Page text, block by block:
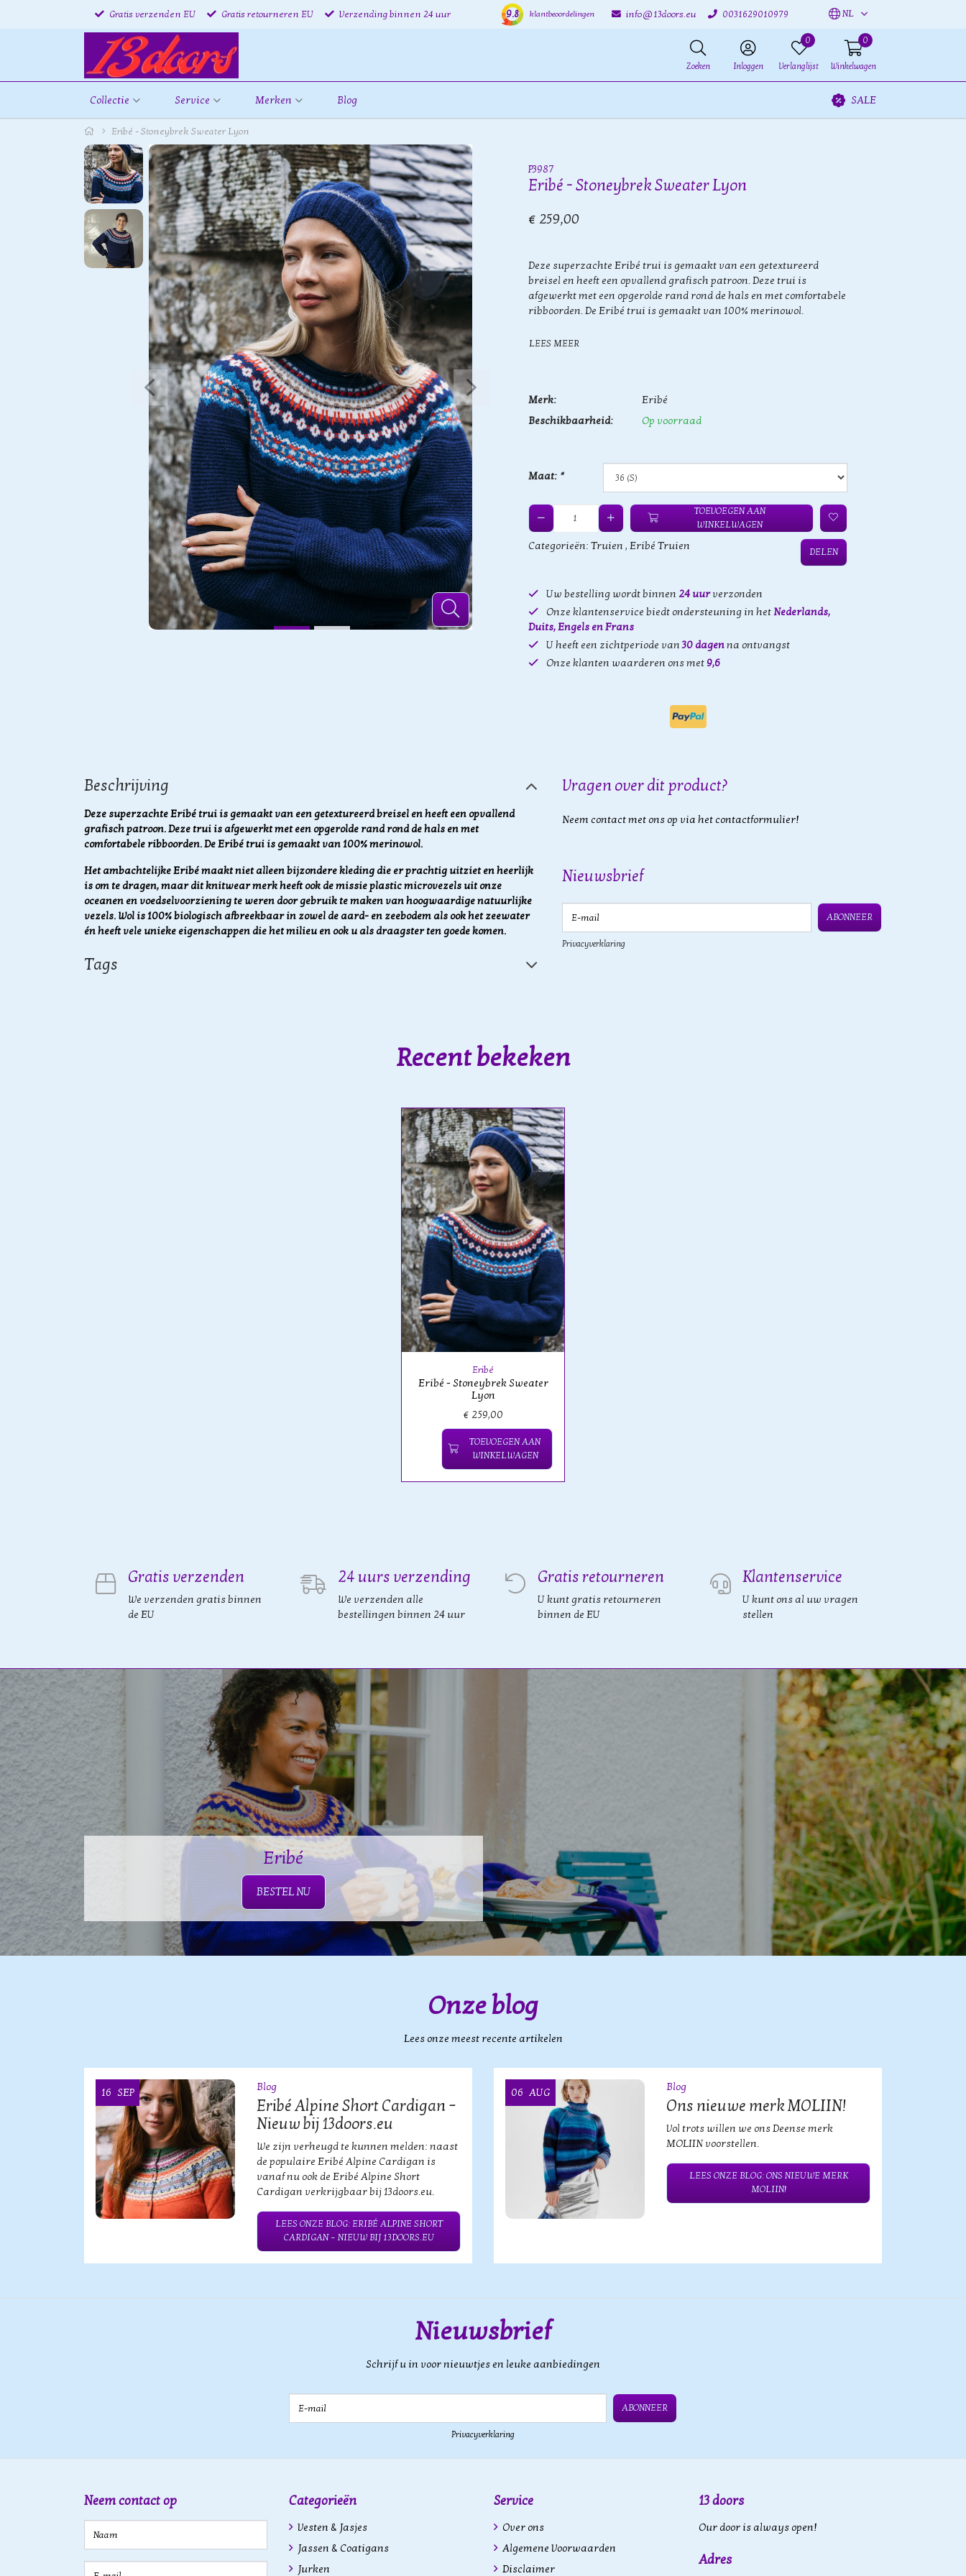
Gratis verzenden EU Gratis retourneren EU Verzending binnen 24 uur 9.8 klantbeoordelingen info@13doors.eu 0031629010979 NL
Zoeken Inloggen
0
Verlanglijst
0
Winkelwagen
Collectie Service Merken Blog SALE
Eribé - Stoneybrek Sweater Lyon
P3987
Eribé - Stoneybrek Sweater Lyon
€ 259,00
Deze superzachte Eribé trui is gemaakt van een getextureerd
breisel en heeft een opvallend grafisch patroon. Deze trui is
afgewerkt met een opgerolde rand rond de hals en met comfortabele
ribboorden. De Eribé trui is gemaakt van 100% merinowol.
LEES MEER
Merk:
Eribé
Beschikbaarheid:
Op voorraad
Maat: *
TOEVOEGEN AAN
WINKELWAGEN
Categorieën: Truien , Eribé Truien DELEN
Uw bestelling wordt binnen 24 uurverzonden
Onze klantenservice biedt ondersteuning in hetNederlands,
Duits, Engels en Frans
U heeft een zichtperiode van30 dagenna ontvangst
Onze klanten waarderen ons met 9,6
Beschrijving
Deze superzachte Eribé trui is gemaakt van een getextureerd breisel en heeft een opvallend
grafisch patroon. Deze trui is afgewerkt met een opgerolde rand rond de hals en met
comfortabele ribboorden. De Eribé trui is gemaakt van 100% merinowol.
Het ambachtelijke Eribé maakt niet alleen bijzondere kleding die er prachtig uitziet en heerlijk
is om te dragen, maar dit knitwear merk heeft ook de missie plastic microvezels uit onze
oceanen en voedselvoorziening te weren door gebruik te maken van hoogwaardige natuurlijke
vezels. Wol is 100% biologisch afbreekbaar in zowel de aard- en zeebodem als ook het zeewater
én heeft vele unieke eigenschappen die het milieu en ook u als draagster ten goede komen.
Tags
Vragen over dit product?
Neem contact met ons op via het contactformulier!
Nieuwsbrief
E-mail
ABONNEER
Privacyverklaring
Recent bekeken
Eribé
Eribé - Stoneybrek Sweater
Lyon
€ 259,00
TOEVOEGEN AAN
WINKELWAGEN
Gratis verzenden
We verzenden gratis binnen
de EU
24 uurs verzending
We verzenden alle
bestellingen binnen 24 uur
Gratis retourneren
U kunt gratis retourneren
binnen de EU
Klantenservice
U kunt ons al uw vragen
stellen
Eribé
BESTEL NU
Onze blog
Lees onze meest recente artikelen
16 SEP Blog
Eribé Alpine Short Cardigan –
Nieuw bij 13doors.eu
We zijn verheugd te kunnen melden: naast
de populaire Eribé Alpine Cardigan is
vanaf nu ook de Eribé Alpine Short
Cardigan verkrijgbaar bij 13doors.eu.
LEES ONZE BLOG: ERIBÉ ALPINE SHORT
CARDIGAN – NIEUW BIJ 13DOORS.EU
06 AUG Blog
Ons nieuwe merk MOLIIN!
Vol trots willen we ons Deense merk
MOLIIN voorstellen.
LEES ONZE BLOG: ONS NIEUWE MERK
MOLIIN!
Nieuwsbrief
Schrijf u in voor nieuwtjes en leuke aanbiedingen
E-mail
ABONNEER
Privacyverklaring
Neem contact op Categorieën
Vesten & Jasjes
Jassen & Coatigans
Jurken
Service
Over ons
Algemene Voorwaarden
Disclaimer
13 doors
Our door is always open!
Adres